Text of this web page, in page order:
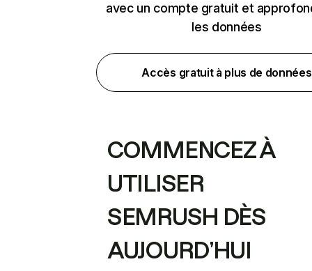
avec un compte gratuit et
les données
Accès gratuit à plus de données
COMMENCEZ À
UTILISER
SEMRUSH DÈS
AUJOURD’HUI